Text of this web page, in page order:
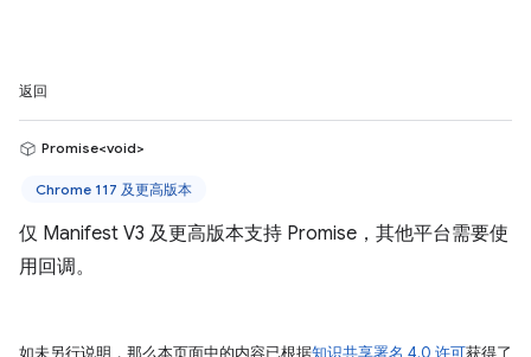
返回
Promise<void>
Chrome 117 及更高版本
仅 Manifest V3 及更高版本支持 Promise，其他平台需要使
用回调。
如未另行说明，那么本页面中的内容已根据知识共享署名 4.0 许可获得了